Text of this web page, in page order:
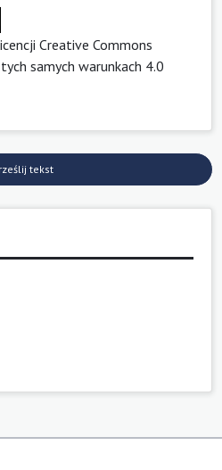
Creative Commons
samych warunkach 4.0
tekst